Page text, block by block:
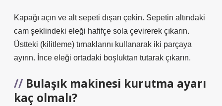
Kapağı açın ve alt sepeti dışarı çekin. Sepetin altındaki
cam şeklindeki eleği hafifçe sola çevirerek çıkarın.
Üstteki (kilitleme) tırnaklarını kullanarak iki parçaya
ayırın. İnce eleği ortadaki boşluktan tutarak çıkarın.
Bulaşık makinesi kurutma ayarı
kaç olmalı?